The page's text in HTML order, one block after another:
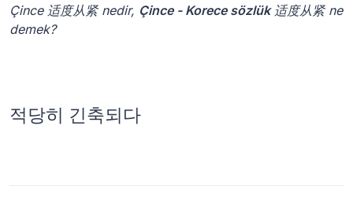
Çince 适度从紧 nedir, Çince - Korece sözlük适度从紧 ne
demek?
적당히 긴축되다